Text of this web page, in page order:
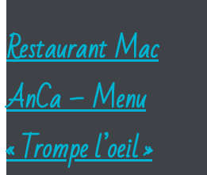
Restaurant Mac
AnCa – Menu
« Trompe l’oeil »